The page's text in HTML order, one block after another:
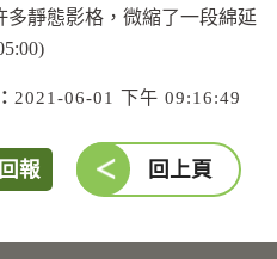
靜態影格，微縮了一段綿延
2021-06-01 下午 09:16:49
報 回上頁